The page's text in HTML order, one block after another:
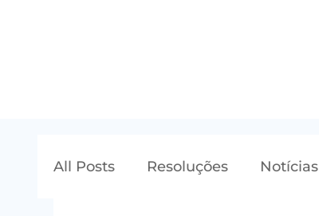
All Posts Resoluções Notícias